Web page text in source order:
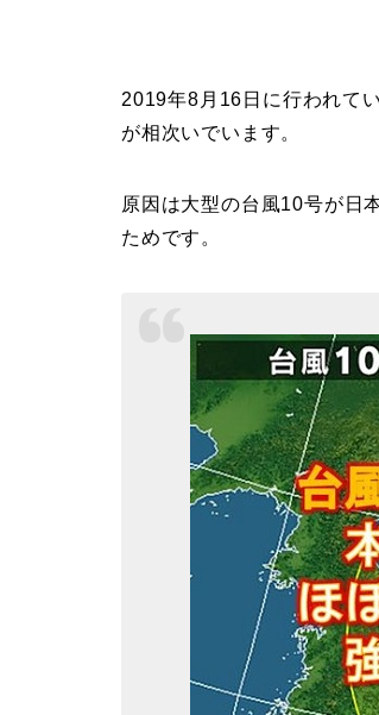
2019年8月16日に行われて
が相次いでいます。
原因は大型の台風10号が日
ためです。